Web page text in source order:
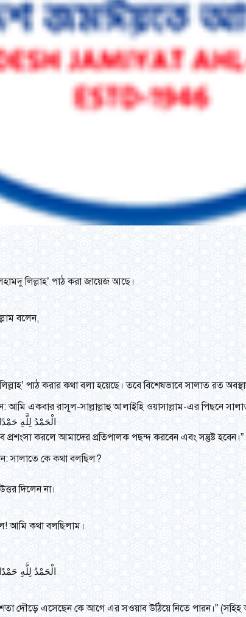
লিল্লাহ’ পাঠ করা জায়েজ আছে।
বলেন,
পাঠ করার কথা বলা হয়েছে। তবে বিশেষভাবে সালাত রত অবস্থায়
আমি একবার রাসূল-সাল্লাল্লাহু আলাইহি ওয়াসাল্লাম-এর
الْحَمْدُ لِلَّهِ
করলে আমাদের প্রতিপালক পছন্দ করবেন এবং সন্তুষ্ট হবেন।”
সালাতে কে কথা বলছিল?
দিলেন না।
আমি কথা বলছিলাম।
الْحَمْدُ لِلَّهِ
দৌড়ে এসেছেন কে আগে এর সওয়াব উঠিয়ে নিতে পারন।”